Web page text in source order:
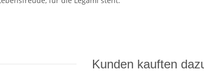
Kunden kauften